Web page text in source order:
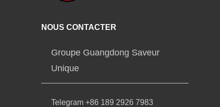
NOUS CONTACTER
Groupe Guangdong Saveur
Unique
Telegram +86 189 2926 7983